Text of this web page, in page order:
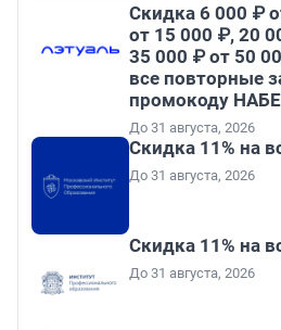
Скидка 6 000 ₽
от 15 000 ₽, 20
35 000 ₽ от 50
все повторные
промокоду
До 31 августа, 2026
Скидка 11% на
До 31 августа, 2026
Скидка 11% на
До 31 августа, 2026